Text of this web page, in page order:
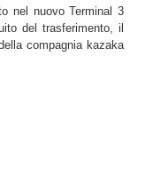
nel nuovo Terminal 3
del trasferimento, il
compagnia kazaka